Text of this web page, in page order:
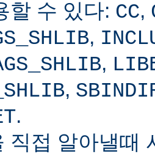
할 수 있다: CC,
,
,
,
.
직접 알아낼때